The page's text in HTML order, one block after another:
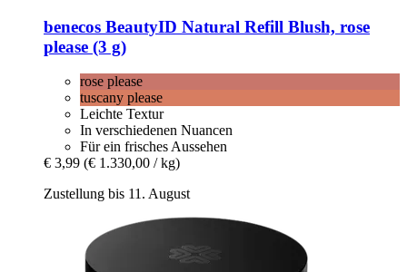
benecos BeautyID Natural Refill Blush, rose
please (3 g)
rose please
tuscany please
Leichte Textur
In verschiedenen Nuancen
Für ein frisches Aussehen
€ 3,99 (€ 1.330,00 / kg)
Zustellung bis 11. August